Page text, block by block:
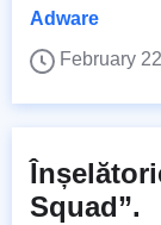
Adware
February
Squad”.